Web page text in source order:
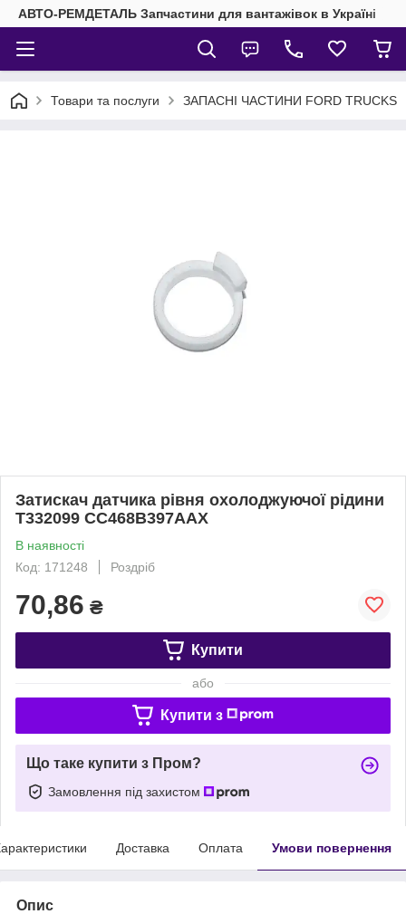
АВТО-РЕМДЕТАЛЬ Запчастини для вантажівок в Україні
Товари та послуги ЗАПАСНІ ЧАСТИНИ FORD TRUCKS
Затискач датчика рівня охолоджуючої рідини
T332099 CC468B397AAX
В наявності
Код: 171248
Роздріб
70,86 ₴
Купити
або
Купити з
Що таке купити з Пром?
Замовлення під захистом
Доставка Оплата Умови повернення
Опис